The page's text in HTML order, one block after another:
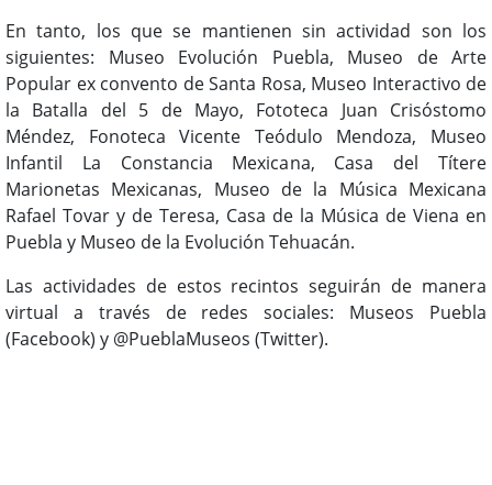
En tanto, los que se mantienen sin actividad son los
siguientes: Museo Evolución Puebla, Museo de Arte
Popular ex convento de Santa Rosa, Museo Interactivo de
la Batalla del 5 de Mayo, Fototeca Juan Crisóstomo
Méndez, Fonoteca Vicente Teódulo Mendoza, Museo
Infantil La Constancia Mexicana, Casa del Títere
Marionetas Mexicanas, Museo de la Música Mexicana
Rafael Tovar y de Teresa, Casa de la Música de Viena en
Puebla y Museo de la Evolución Tehuacán.
Las actividades de estos recintos seguirán de manera
virtual a través de redes sociales: Museos Puebla
(Facebook) y @PueblaMuseos (Twitter).